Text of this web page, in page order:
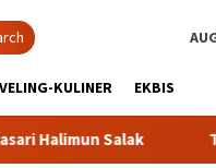
KULINER EKBIS
Salak Tour